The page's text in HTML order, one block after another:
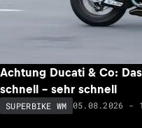
Achtung Ducati & Co:
schnell – sehr schnell
SUPERBIKE WM 05.08.2026 -